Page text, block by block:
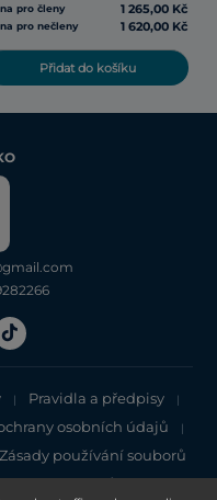
pro členy 1 265,00 Kč
pro nečleny 1 620,00 Kč
Přidat do košíku
| Pravidla a předpisy |
osobních údajů |
Zásady používání souborů
osobních údajů